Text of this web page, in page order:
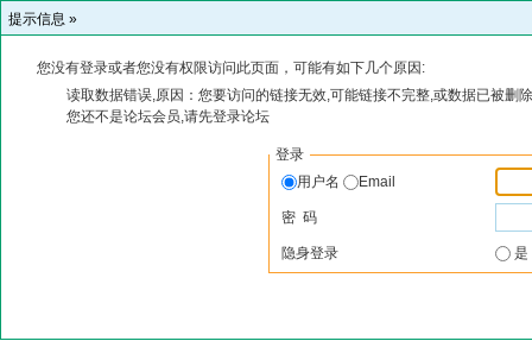
提示信息 »
您没有登录或者您没有权限访问此页面，可能有如下几个原因:
读取数据错误,原因：您要访问的链接无效,可能链接不完整,或数据已被删
您还不是论坛会员,请先登录论坛
登录
用户名
Email
密 码
隐身登录